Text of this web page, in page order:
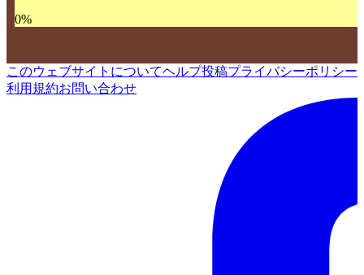
0%
このウェブサイトについてヘルプ投稿プライバシーポリシー
利用規約お問い合わせ